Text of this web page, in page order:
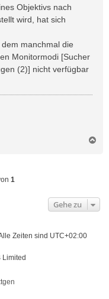
Objektivs nach
wird, hat sich
manchmal die
Monitormodi [Sucher
(2)] nicht verfügbar
e
1
Gehe zu
Zeiten sind UTC+02:00